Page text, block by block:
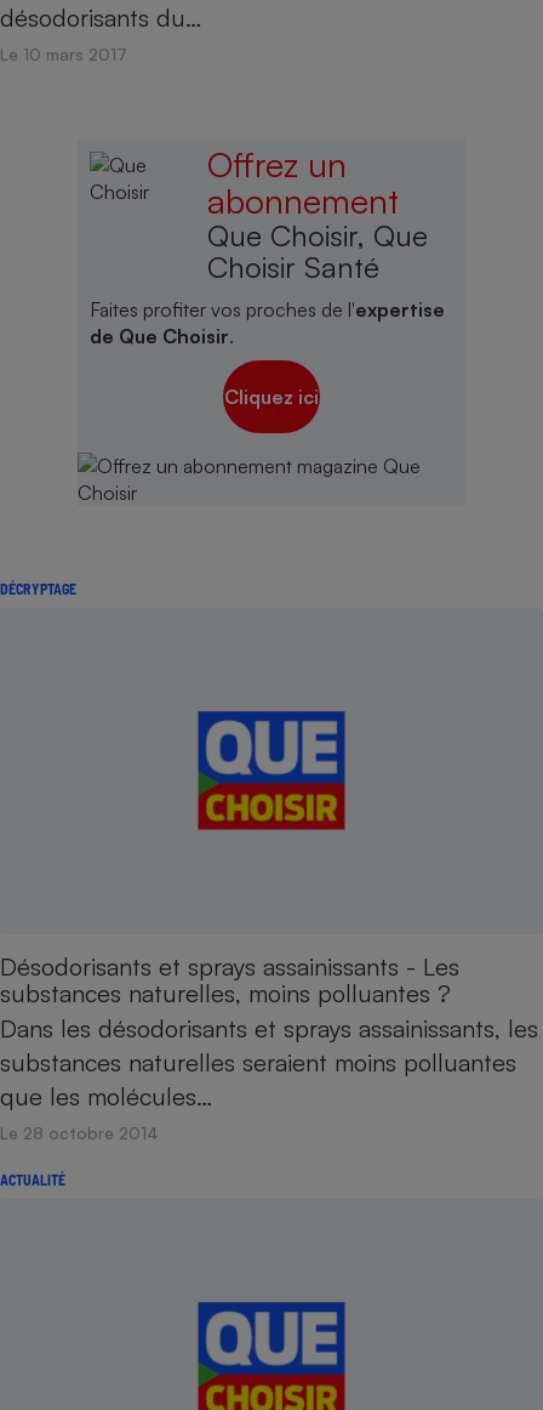
désodorisants du…
Le 10 mars 2017
Offrez un
abonnement
Que Choisir, Que
Choisir Santé
Faites profiter vos proches de l'expertise
de Que Choisir.
Cliquez ici
DÉCRYPTAGE
Désodorisants et sprays assainissants - Les
substances naturelles, moins polluantes ?
Dans les désodorisants et sprays assainissants, les
substances naturelles seraient moins polluantes
que les molécules…
Le 28 octobre 2014
ACTUALITÉ